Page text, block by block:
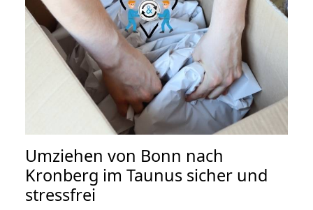
Umziehen von Bonn nach
Kronberg im Taunus sicher und
stressfrei